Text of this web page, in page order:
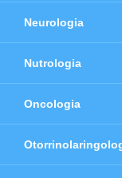
Neurologia
Nutrologia
Oncologia